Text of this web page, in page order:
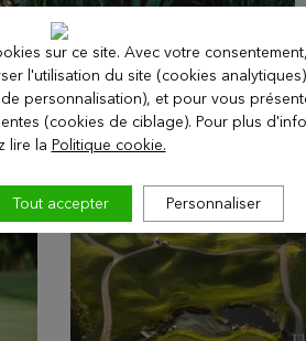
sur ce site. Avec votre
l'utilisation du site (cookies
personnalisation), et pour vous
(cookies de ciblage). Pour plus
lire la Politique cookie.
Tout accepter Personnaliser